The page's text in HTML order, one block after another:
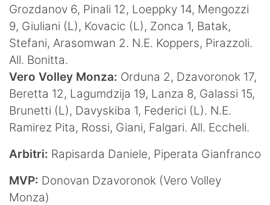
Grozdanov 6, Pinali 12, Loeppky 14, Mengozzi
9, Giuliani (L), Kovacic (L), Zonca 1, Batak,
Stefani, Arasomwan 2. N.E. Koppers, Pirazzoli.
All. Bonitta.
Vero Volley Monza: Orduna 2, Dzavoronok 17,
Beretta 12, Lagumdzija 19, Lanza 8, Galassi 15,
Brunetti (L), Davyskiba 1, Federici (L). N.E.
Ramirez Pita, Rossi, Giani, Falgari. All. Eccheli.
Arbitri: Rapisarda Daniele, Piperata Gianfranco
MVP: Donovan Dzavoronok (Vero Volley
Monza)